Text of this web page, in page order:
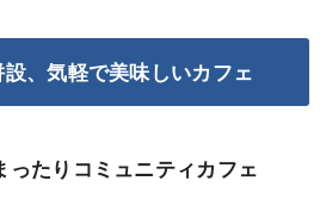
設、気軽で美味しいカフェ
ったりコミュニティカフェ